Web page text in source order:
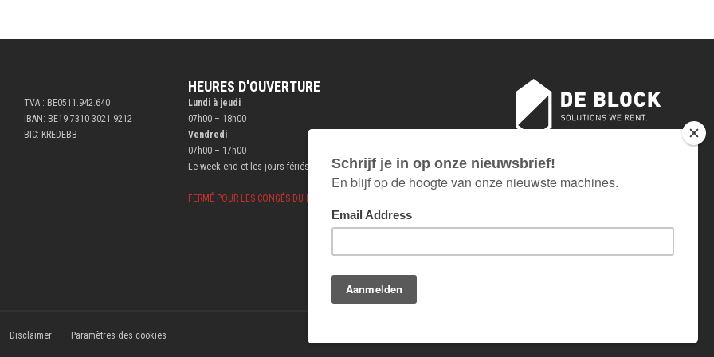
TVA : BE0511.942.640
IBAN: BE19 7310 3021 9212
BIC: KREDEBB
HEURES D'OUVERTURE
Lundi à jeudi
07h00 – 18h00
Vendredi
07h00 – 17h00
Le week-end et les jours fériés fermé
FERMÉ POUR LES CONGÉS DU BÂTIMENT DU 18 AU 26 JUILLET INCLUS.
Disclaimer Paramètres des cookies